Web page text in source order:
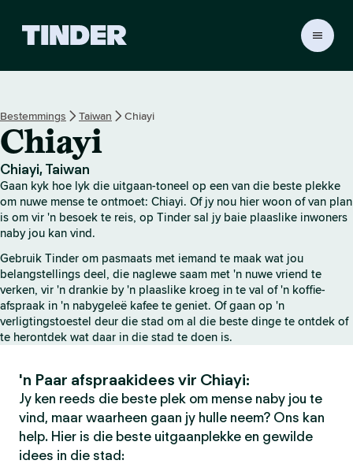
r
i
s
b
d
Bestemmings Taiwan Chiayi
Chiayi
Chiayi, Taiwan
Gaan kyk hoe lyk die uitgaan-toneel op een van die beste plekke
om nuwe mense te ontmoet: Chiayi. Of jy nou hier woon of van plan
is om vir 'n besoek te reis, op Tinder sal jy baie plaaslike inwoners
naby jou kan vind.
Gebruik Tinder om pasmaats met iemand te maak wat jou
belangstellings deel, die naglewe saam met 'n nuwe vriend te
verken, vir 'n drankie by 'n plaaslike kroeg in te val of 'n koffie-
afspraak in 'n nabygeleë kafee te geniet. Of gaan op 'n
verligtingstoestel deur die stad om al die beste dinge te ontdek of
te herontdek wat daar in die stad te doen is.
'n Paar afspraakidees vir Chiayi:
Jy ken reeds die beste plek om mense naby jou te
vind, maar waarheen gaan jy hulle neem? Ons kan
help. Hier is die beste uitgaanplekke en gewilde
idees in die stad: